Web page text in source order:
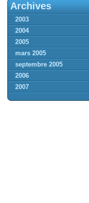
Archives
2003
2004
2005
mars 2005
septembre 2005
2006
2007